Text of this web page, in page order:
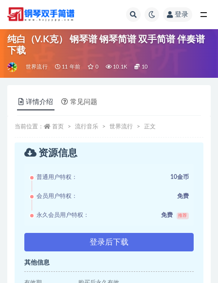
登录
纯白（V.K克） 钢琴谱 钢琴简谱 双手简谱 伴奏谱
下载
世界流行 11 年前 0 10.1K 10
详情介绍 常见问题
当前位置： 首页 流行音乐 世界流行 正文
资源信息
普通用户特权： 10金币
会员用户特权： 免费
永久会员用户特权： 免费 推荐
登录后下载
其他信息